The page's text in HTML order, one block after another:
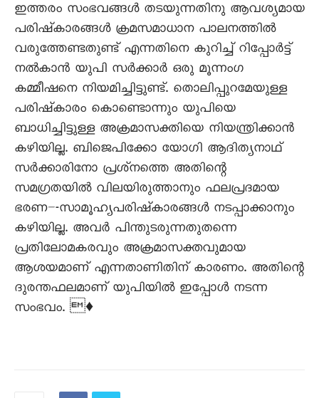
ഇത്തരം സംഭവങ്ങൾ തടയുന്നതിനു ആവശ്യമായ
പരിഷ്‌കാരങ്ങൾ ക്രമസമാധാന പാലനത്തിൽ
വരുത്തേണ്ടതുണ്ട്‌ എന്നതിനെ കുറിച്ച്‌ റിപ്പോർട്ട്‌
നൽകാൻ യുപി സർക്കാർ ഒരു മൂന്നംഗ
കമ്മീഷനെ നിയമിച്ചിട്ടുണ്ട്‌. തൊലിപ്പുറമേയുള്ള
പരിഷ്‌കാരം കൊണ്ടൊന്നും യുപിയെ
ബാധിച്ചിട്ടുള്ള അക്രമാസക്തിയെ നിയന്ത്രിക്കാൻ
കഴിയില്ല. ബിജെപിക്കോ യോഗി ആദിത്യനാഥ്‌
സർക്കാരിനോ പ്രശ്‌നത്തെ അതിന്റെ
സമഗ്രതയിൽ വിലയിരുത്താനും ഫലപ്രദമായ
ഭരണ–-സാമൂഹ്യപരിഷ്‌കാരങ്ങൾ നടപ്പാക്കാനും
കഴിയില്ല. അവർ പിന്തുടരുന്നതുതന്നെ
പ്രതിലോമകരവും അക്രമാസക്തവുമായ
ആശയമാണ് എന്നതാണിതിന് കാരണം. അതിന്റെ
ദുരന്തഫലമാണ് യുപിയിൽ ഇപ്പോൾ നടന്ന
സംഭവം. ♦